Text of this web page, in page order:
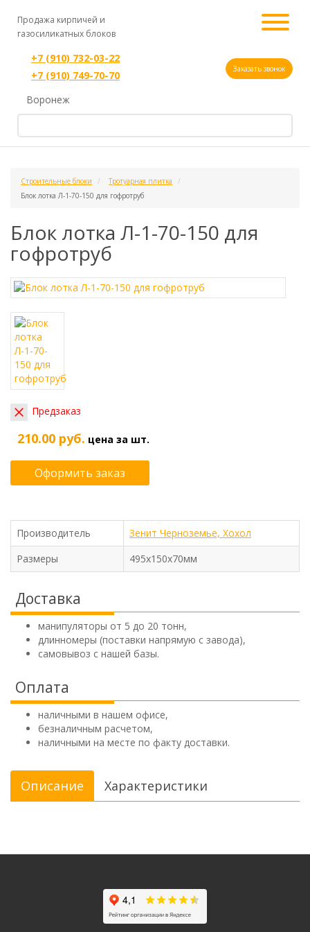
Продажа кирпичей и
газосиликатных блоков
+7 (910) 732-03-22
+7 (910) 749-70-70
Заказать звонок
Воронеж
Строительные блоки
Тротуарная плитка
Блок лотка Л-1-70-150 для гофротруб
Блок лотка Л-1-70-150 для
гофротруб
Предзаказ
210.00 руб. цена за шт.
Оформить заказ
Производитель
Зенит Черноземье, Хохол
Размеры
495х150х70мм
Доставка
манипуляторы от 5 до 20 тонн,
длинномеры (поставки напрямую с завода),
самовывоз с нашей базы.
Оплата
наличными в нашем офисе,
безналичным расчетом,
наличными на месте по факту доставки.
Описание Характеристики